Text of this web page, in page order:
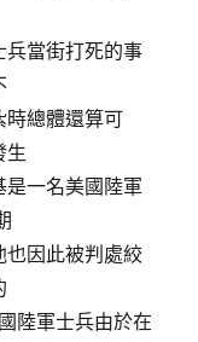
兵當街打死的事
時總體還算可
生
一名美國陸軍
也因此被判處絞
陸軍士兵由於在